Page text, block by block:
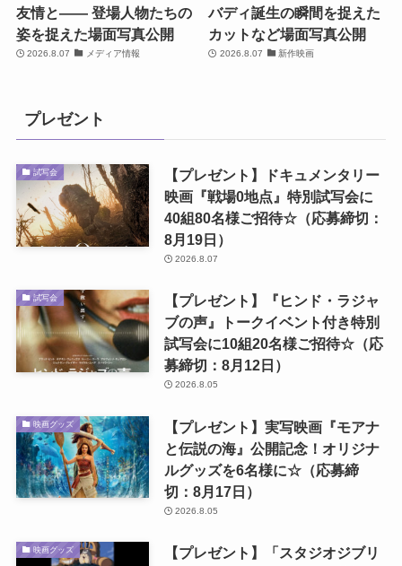
友情と―― 登場人物たちの
姿を捉えた場面写真公開
2026.8.07 メディア情報
バディ誕生の瞬間を捉えた
カットなど場面写真公開
2026.8.07 新作映画
プレゼント
試写会
【プレゼント】ドキュメンタリー
映画『戦場0地点』特別試写会に
40組80名様ご招待☆（応募締切：
8月19日）
2026.8.07
試写会
【プレゼント】『ヒンド・ラジャ
ブの声』トークイベント付き特別
試写会に10組20名様ご招待☆（応
募締切：8月12日）
2026.8.05
映画グッズ
【プレゼント】実写映画『モアナ
と伝説の海』公開記念！オリジナ
ルグッズを6名様に☆（応募締
切：8月17日）
2026.8.05
映画グッズ
【プレゼント】「スタジオジブリ